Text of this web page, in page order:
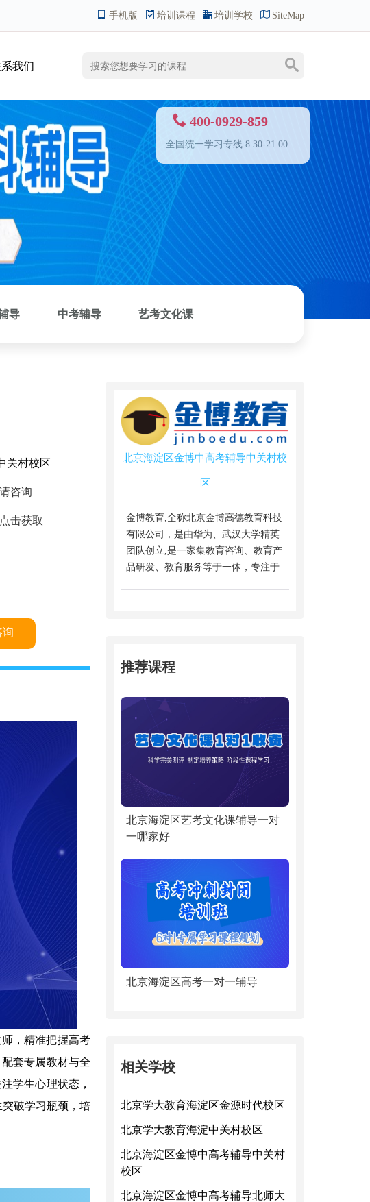
手机版 培训课程 培训学校 SiteMap
我们
400-0929-859
全国统一学习专线 8:30-21:00
导 中考辅导 艺考文化课
关村校区
请咨询
点击获取
询
，精准把握高考
套专属教材与全
学生心理状态，
破学习瓶颈，培
北京海淀区金博中高考辅导中关村校
区
金博教育,全称北京金博高德教育科技
有限公司，是由华为、武汉大学精英
团队创立,是一家集教育咨询、教育产
品研发、教育服务等于一体，专注于
推荐课程
北京海淀区艺考文化课辅导一对
一哪家好
北京海淀区高考一对一辅导
相关学校
北京学大教育海淀区金源时代校区
北京学大教育海淀中关村校区
北京海淀区金博中高考辅导中关村
校区
北京海淀区金博中高考辅导北师大